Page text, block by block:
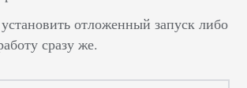
отложенный запуск либо
сразу же.